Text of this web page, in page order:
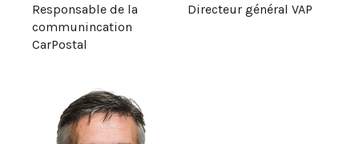
Responsable de la
communincation
CarPostal
Directeur général VAP